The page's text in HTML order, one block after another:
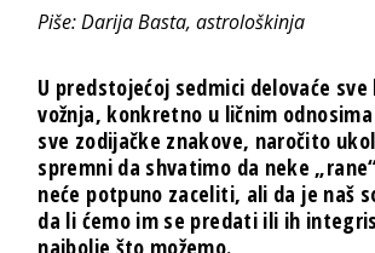
Piše: Darija Basta, astrološkinja
U predstojećoj sedmici delovaće
vožnja, konkretno u ličnim
sve zodijačke znakove, naročito
spremni da shvatimo da neke
neće potpuno zaceliti, ali da je naš
da li ćemo im se predati ili ih
najbolje što možemo.